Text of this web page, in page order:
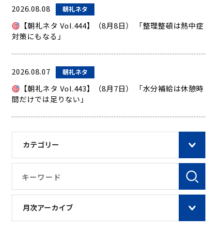
カテゴリー
月次アーカイブ
2026.08.08 朝礼ネタ
【朝礼ネタ Vol.444】（8月8日） 「整理整頓は熱中症
対策にもなる」
2026.08.07 朝礼ネタ
【朝礼ネタ Vol.443】（8月7日） 「水分補給は休憩時
間だけでは足りない」